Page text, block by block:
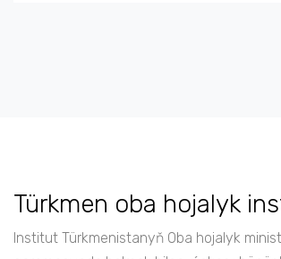
Türkmen oba hojalyk
Institut Türkmenistanyň Oba hojalyk